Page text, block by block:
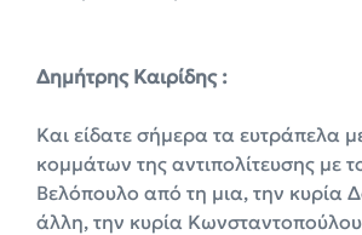
Δημήτρης Καιρίδης :
Και είδατε σήμερα τα ευτράπελα
κομμάτων της αντιπολίτευσης με
Βελόπουλο από τη μια, την κυρία
άλλη, την κυρία